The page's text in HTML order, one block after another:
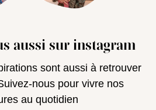
aussi sur instagram
sont aussi à retrouver
nous pour vivre nos
au quotidien